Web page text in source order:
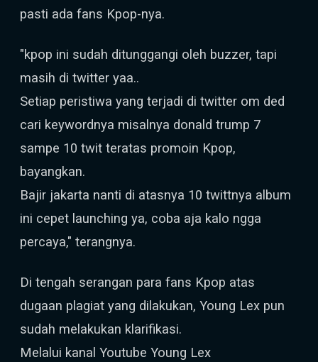
pasti ada fans Kpop-nya.
"kpop ini sudah ditunggangi oleh buzzer, tapi
masih di twitter yaa..
Setiap peristiwa yang terjadi di twitter om ded
cari keywordnya misalnya donald trump 7
sampe 10 twit teratas promoin Kpop,
bayangkan.
Bajir jakarta nanti di atasnya 10 twittnya album
ini cepet launching ya, coba aja kalo ngga
percaya," terangnya.
Di tengah serangan para fans Kpop atas
dugaan plagiat yang dilakukan, Young Lex pun
sudah melakukan klarifikasi.
Melalui kanal Youtube Young Lex